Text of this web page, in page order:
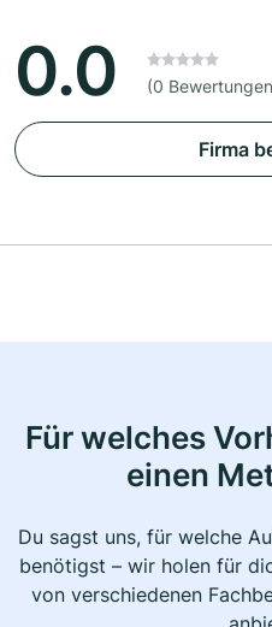
0.0 (0
Firma
Für welches
einen
Du sagst uns, für welche
benötigst – wir holen für
von verschiedenen